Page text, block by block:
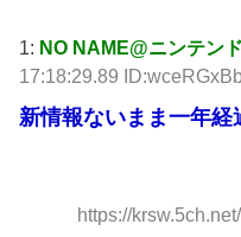
1: NO NAME@ニンテン
17:18:29.89
新情報ないまま一年経
https://